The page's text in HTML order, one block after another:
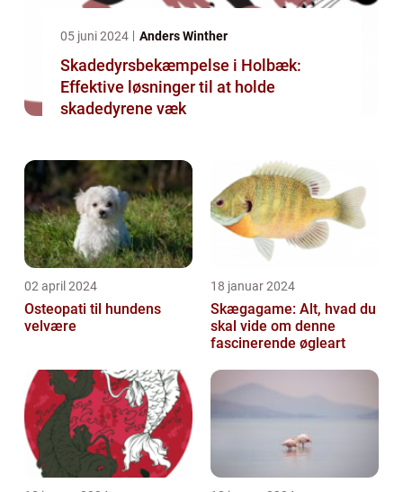
05 juni 2024 Anders Winther
Skadedyrsbekæmpelse i Holbæk:
Effektive løsninger til at holde
skadedyrene væk
02 april 2024
Osteopati til hundens
velvære
18 januar 2024
Skægagame: Alt, hvad du
skal vide om denne
fascinerende øgleart